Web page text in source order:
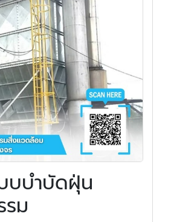
บบำบัดฝุ่น
ม